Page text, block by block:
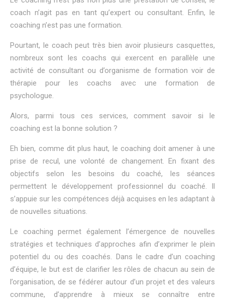
coach n’agit pas en tant qu’expert ou consultant. Enfin, le
coaching n’est pas une formation.
Pourtant, le coach peut très bien avoir plusieurs casquettes,
nombreux sont les coachs qui exercent en parallèle une
activité de consultant ou d’organisme de formation voir de
thérapie pour les coachs avec une formation de
psychologue.
Alors, parmi tous ces services, comment savoir si le
coaching est la bonne solution ?
Eh bien, comme dit plus haut, le coaching doit amener à une
prise de recul, une volonté de changement. En fixant des
objectifs selon les besoins du coaché, les séances
permettent le développement professionnel du coaché. Il
s’appuie sur les compétences déjà acquises en les adaptant à
de nouvelles situations.
Le coaching permet également l’émergence de nouvelles
stratégies et techniques d’approches afin d’exprimer le plein
potentiel du ou des coachés. Dans le cadre d’un coaching
d’équipe, le but est de clarifier les rôles de chacun au sein de
l’organisation, de se fédérer autour d’un projet et des valeurs
commune, d’apprendre à mieux se connaître entre